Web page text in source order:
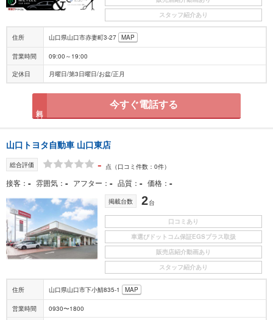
スタッフ紹介あり
住所 山口県山口市赤妻町3-27 MAP
営業時間 09:00～19:00
定休日 月曜日/第3日曜日/お盆/正月
今すぐ電話する
山口トヨタ自動車 山口東店
総合評価 - 点 （口コミ件数：0件）
接客 - 雰囲気 - アフター - 品質 - 価格 -
掲載台数 2台
口コミあり
車選びドットコム保証EGSプラス取扱
販売店紹介動画あり
スタッフ紹介あり
住所 山口県山口市下小鯖835-1 MAP
営業時間 0930〜1800